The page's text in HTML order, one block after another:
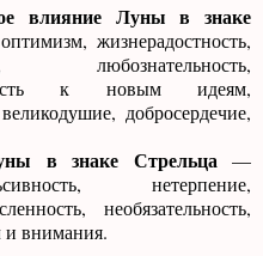
влияние Луны в знаке
жизнерадостность,
любознательность,
к новым идеям,
добросердечие,
в знаке Стрельца —
нетерпение,
необязательность,
и внимания.